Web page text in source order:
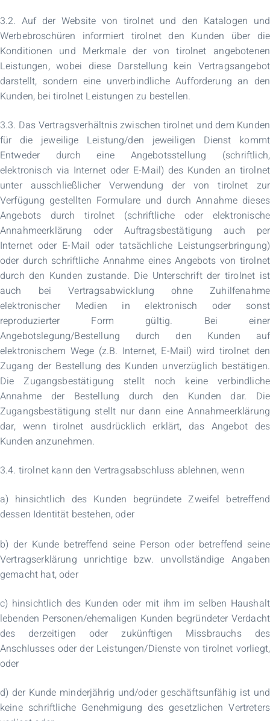
3.2. Auf der Website von tirolnet und den Katalogen und
Werbebroschüren informiert tirolnet den Kunden über die
Konditionen und Merkmale der von tirolnet angebotenen
Leistungen, wobei diese Darstellung kein Vertragsangebot
darstellt, sondern eine unverbindliche Aufforderung an den
Kunden, bei tirolnet Leistungen zu bestellen.
3.3. Das Vertragsverhältnis zwischen tirolnet und dem Kunden
für die jeweilige Leistung/den jeweiligen Dienst kommt
Entweder durch eine Angebotsstellung (schriftlich,
elektronisch via Internet oder E-Mail) des Kunden an tirolnet
unter ausschließlicher Verwendung der von tirolnet zur
Verfügung gestellten Formulare und durch Annahme dieses
Angebots durch tirolnet (schriftliche oder elektronische
Annahmeerklärung oder Auftragsbestätigung auch per
Internet oder E-Mail oder tatsächliche Leistungserbringung)
oder durch schriftliche Annahme eines Angebots von tirolnet
durch den Kunden zustande. Die Unterschrift der tirolnet ist
auch bei Vertragsabwicklung ohne Zuhilfenahme
elektronischer Medien in elektronisch oder sonst
reproduzierter Form gültig. Bei einer
Angebotslegung/Bestellung durch den Kunden auf
elektronischem Wege (z.B. Internet, E-Mail) wird tirolnet den
Zugang der Bestellung des Kunden unverzüglich bestätigen.
Die Zugangsbestätigung stellt noch keine verbindliche
Annahme der Bestellung durch den Kunden dar. Die
Zugangsbestätigung stellt nur dann eine Annahmeerklärung
dar, wenn tirolnet ausdrücklich erklärt, das Angebot des
Kunden anzunehmen.
3.4. tirolnet kann den Vertragsabschluss ablehnen, wenn
a) hinsichtlich des Kunden begründete Zweifel betreffend
dessen Identität bestehen, oder
b) der Kunde betreffend seine Person oder betreffend seine
Vertragserklärung unrichtige bzw. unvollständige Angaben
gemacht hat, oder
c) hinsichtlich des Kunden oder mit ihm im selben Haushalt
lebenden Personen/ehemaligen Kunden begründeter Verdacht
des derzeitigen oder zukünftigen Missbrauchs des
Anschlusses oder der Leistungen/Dienste von tirolnet vorliegt,
oder
d) der Kunde minderjährig und/oder geschäftsunfähig ist und
keine schriftliche Genehmigung des gesetzlichen Vertreters